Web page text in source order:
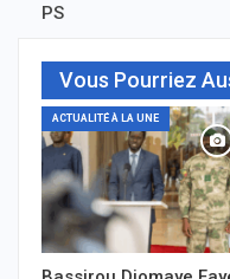
PS
Vous Pourriez
ACTUALITÉ À LA UNE